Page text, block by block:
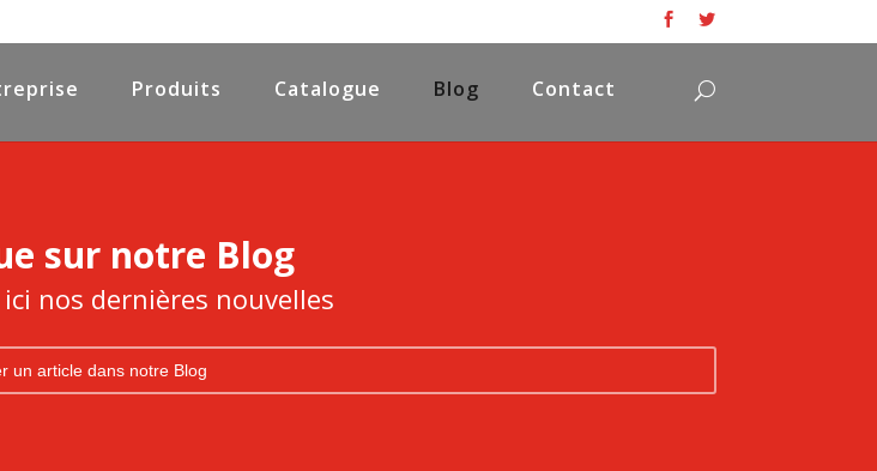
Produits Catalogue Blog Contact
sur notre Blog
nos dernières nouvelles